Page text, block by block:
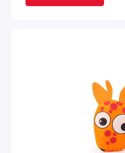
Сумки для покупок
Сумки на колесиках